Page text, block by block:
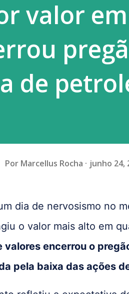
empregador que gera
valor
de
Por Marcellus Rocha junho 24,
dia de nervosismo no
o valor mais alto em
valores encerrou o
pela baixa das ações